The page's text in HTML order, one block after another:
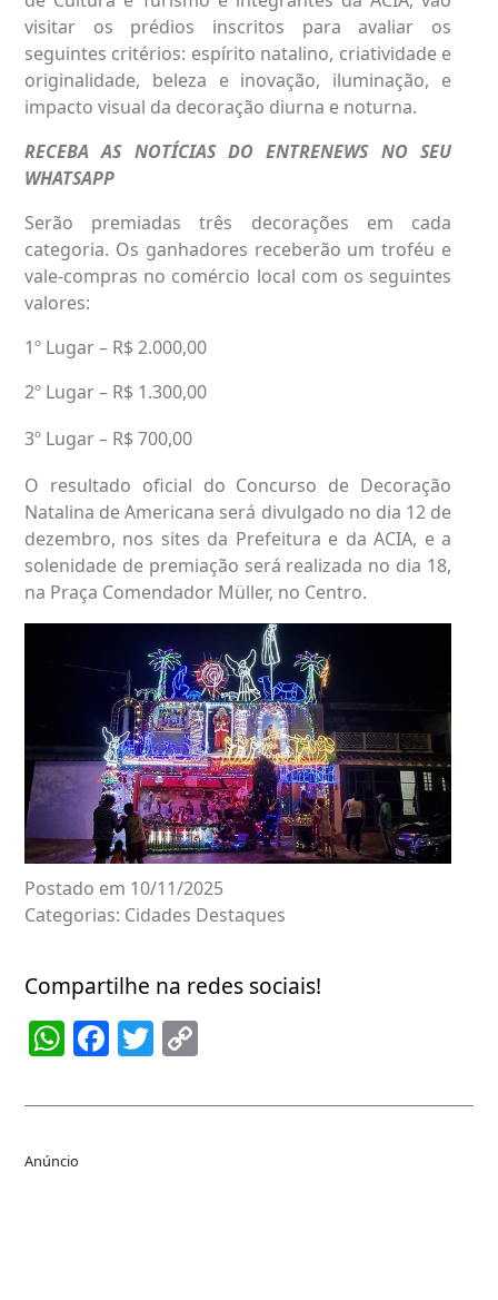
visitar os prédios inscritos para avaliar os
seguintes critérios: espírito natalino, criatividade e
originalidade, beleza e inovação, iluminação, e
impacto visual da decoração diurna e noturna.
RECEBA AS NOTÍCIAS DO ENTRENEWS NO SEU
WHATSAPP
Serão premiadas três decorações em cada
categoria. Os ganhadores receberão um troféu e
vale-compras no comércio local com os seguintes
valores:
1º Lugar – R$ 2.000,00
2º Lugar – R$ 1.300,00
3º Lugar – R$ 700,00
O resultado oficial do Concurso de Decoração
Natalina de Americana será divulgado no dia 12 de
dezembro, nos sites da Prefeitura e da ACIA, e a
solenidade de premiação será realizada no dia 18,
na Praça Comendador Müller, no Centro.
Postado em 10/11/2025
Categorias: Cidades Destaques
Compartilhe na redes sociais!
WhatsApp
Facebook
Twitter
Anúncio